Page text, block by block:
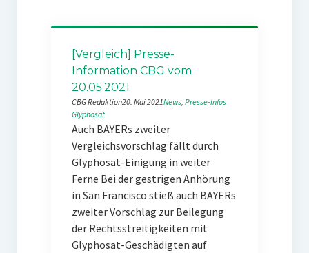
[Vergleich] Presse-
Information CBG vom
20.05.2021
CBG Redaktion20. Mai 2021News, Presse-Infos
Glyphosat
Auch BAYERs zweiter
Vergleichsvorschlag fällt durch
Glyphosat-Einigung in weiter
Ferne Bei der gestrigen Anhörung
in San Francisco stieß auch BAYERs
zweiter Vorschlag zur Beilegung
der Rechtsstreitigkeiten mit
Glyphosat-Geschädigten auf